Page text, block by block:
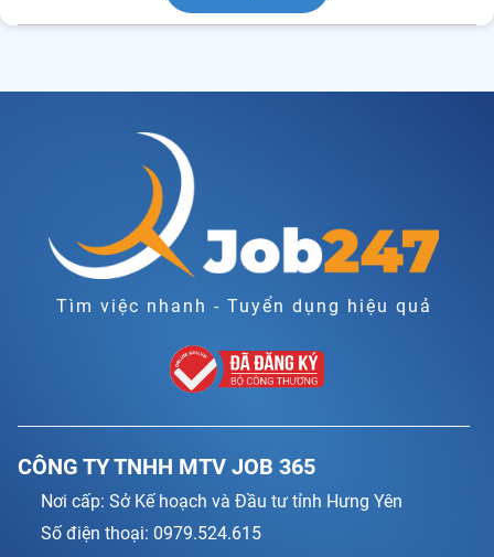
Tìm việc nhanh - Tuyển dụng hiệu quả
CÔNG TY TNHH MTV JOB 365
Nơi cấp: Sở Kế hoạch và Đầu tư tỉnh Hưng Yên
Số điện thoại: 0979.524.615